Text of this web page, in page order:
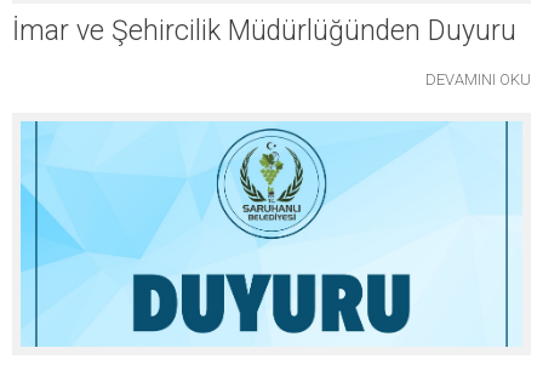
İmar ve Şehircilik Müdürlüğünden Duyuru
DEVAMINI OKU